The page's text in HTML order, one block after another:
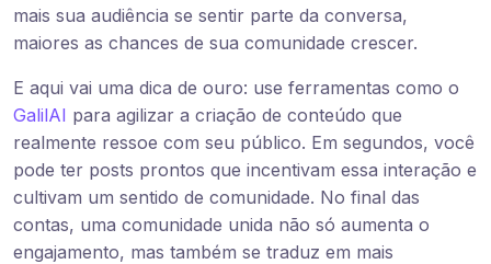
mais sua audiência se sentir parte da conversa,
maiores as chances de sua comunidade crescer.
E aqui vai uma dica de ouro: use ferramentas como o
GalilAI para agilizar a criação de conteúdo que
realmente ressoe com seu público. Em segundos, você
pode ter posts prontos que incentivam essa interação e
cultivam um sentido de comunidade. No final das
contas, uma comunidade unida não só aumenta o
engajamento, mas também se traduz em mais